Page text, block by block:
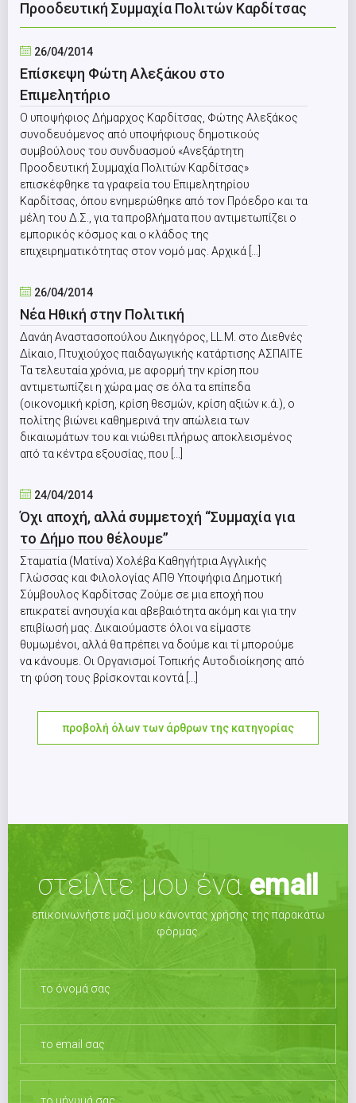
Προοδευτική Συμμαχία Πολιτών Καρδίτσας
26/04/2014
Eπίσκεψη Φώτη Αλεξάκου στο
Επιμελητήριο
O υποψήφιος Δήμαρχος Καρδίτσας, Φώτης Αλεξάκος
συνοδευόμενος από υποψήφιους δημοτικούς
συμβούλους του συνδυασμού «Ανεξάρτητη
Προοδευτική Συμμαχία Πολιτών Καρδίτσας»
επισκέφθηκε τα γραφεία του Επιμελητηρίου
Καρδίτσας, όπου ενημερώθηκε από τον Πρόεδρο και τα
μέλη του Δ.Σ., για τα προβλήματα που αντιμετωπίζει ο
εμπορικός κόσμος και ο κλάδος της
επιχειρηματικότητας στον νομό μας. Αρχικά [...]
26/04/2014
Νέα Ηθική στην Πολιτική
Δανάη Αναστασοπούλου Δικηγόρος, LL.M. στο Διεθνές
Δίκαιο, Πτυχιούχος παιδαγωγικής κατάρτισης ΑΣΠΑΙΤΕ
Τα τελευταία χρόνια, με αφορμή την κρίση που
αντιμετωπίζει η χώρα μας σε όλα τα επίπεδα
(οικονομική κρίση, κρίση θεσμών, κρίση αξιών κ.ά.), ο
πολίτης βιώνει καθημερινά την απώλεια των
δικαιωμάτων του και νιώθει πλήρως αποκλεισμένος
από τα κέντρα εξουσίας, που [...]
24/04/2014
Όχι αποχή, αλλά συμμετοχή “Συμμαχία για
το Δήμο που θέλουμε”
Σταματία (Ματίνα) Χολέβα Καθηγήτρια Αγγλικής
Γλώσσας και Φιλολογίας ΑΠΘ Υποψήφια Δημοτική
Σύμβουλος Καρδίτσας Ζούμε σε μια εποχή που
επικρατεί ανησυχία και αβεβαιότητα ακόμη και για την
επιβίωσή μας. Δικαιούμαστε όλοι να είμαστε
θυμωμένοι, αλλά θα πρέπει να δούμε και τί μπορούμε
να κάνουμε. Οι Οργανισμοί Τοπικής Αυτοδιοίκησης από
τη φύση τους βρίσκονται κοντά [...]
προβολή όλων των άρθρων της κατηγορίας
στείλτε μου έναemail
επικοινωνήστε μαζί μου κάνοντας χρήσης της παρακάτω
φόρμας.